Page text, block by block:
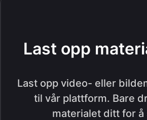
Last opp
Last opp video- eller
til vår plattform. Bare
materialet ditt for å